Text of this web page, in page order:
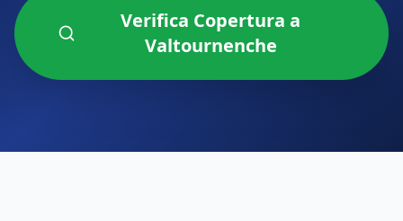
Verifica Copertura a
Valtournenche